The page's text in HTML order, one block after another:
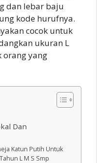
dan lebar baju
kode hurufnya.
cocok untuk
ukuran L
orang yang
Dan
Katun Putih Untuk
L M S Smp